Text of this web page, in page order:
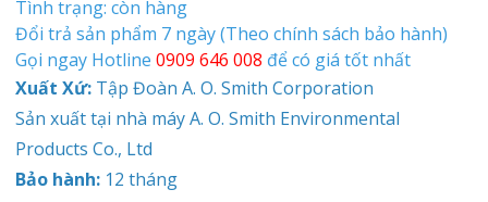
Tình trạng: còn hàng
Đổi trả sản phẩm 7 ngày (Theo chính sách bảo hành)
Gọi ngay Hotline 0909 646 008 để có giá tốt nhất
Xuất Xứ:Tập Đoàn A. O. Smith Corporation
Sản xuất tại nhà máy A. O. Smith Environmental
Products Co., Ltd
Bảo hành: 12 tháng